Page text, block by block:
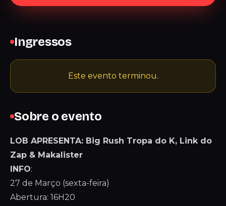
Sobre o evento
LOB APRESENTA: Big Rush Tropa do K, Link do
Zap & Makalister
INFO:
27 de Março (sexta-feira)
Abertura: 16H20
Ingressos
Este evento terminou.